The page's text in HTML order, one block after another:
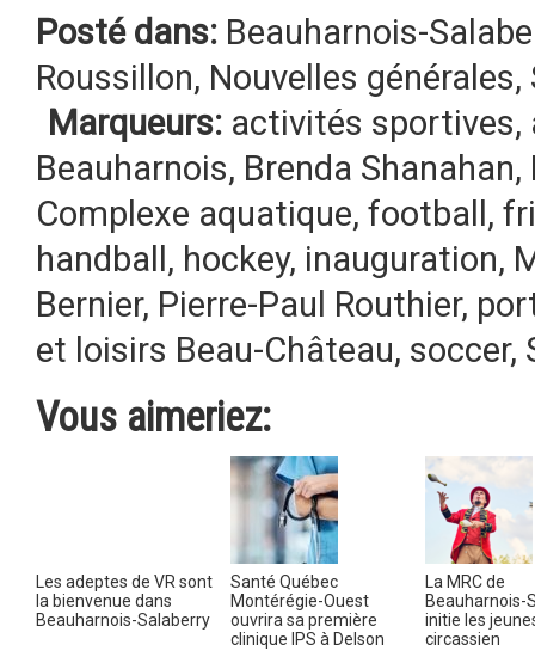
Posté dans: Beauharnois-
Roussillon, Nouvelles générales,
Marqueurs: activités sportives,
Beauharnois, Brenda Shanahan,
Complexe aquatique, football ,
handball , hockey, inauguration,
Bernier, Pierre-Paul Routhier,
et loisirs Beau-Château, soccer,
Vous aimeriez:
Les adeptes de VR sont
la bienvenue dans
Beauharnois-Salaberry
Santé Québec
Montérégie-Ouest
ouvrira sa première
clinique IPS à Delson
La MRC de
Beauharnois-
initie les
circassien